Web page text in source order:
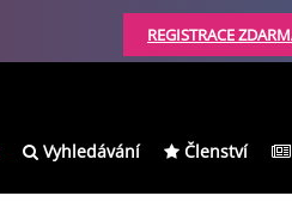
REGISTRACE
Vyhledávání Členství